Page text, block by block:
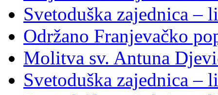
Svetoduška zajednica –
Održano Franjevačko
Molitva sv. Antuna
Svetoduška zajednica –